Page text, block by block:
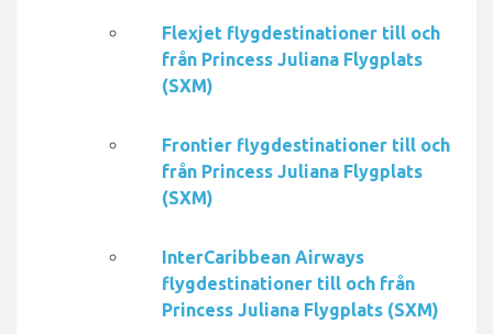
Flexjet flygdestinationer till och
från Princess Juliana Flygplats
(SXM)
Frontier flygdestinationer till och
från Princess Juliana Flygplats
(SXM)
InterCaribbean Airways
flygdestinationer till och från
Princess Juliana Flygplats (SXM)